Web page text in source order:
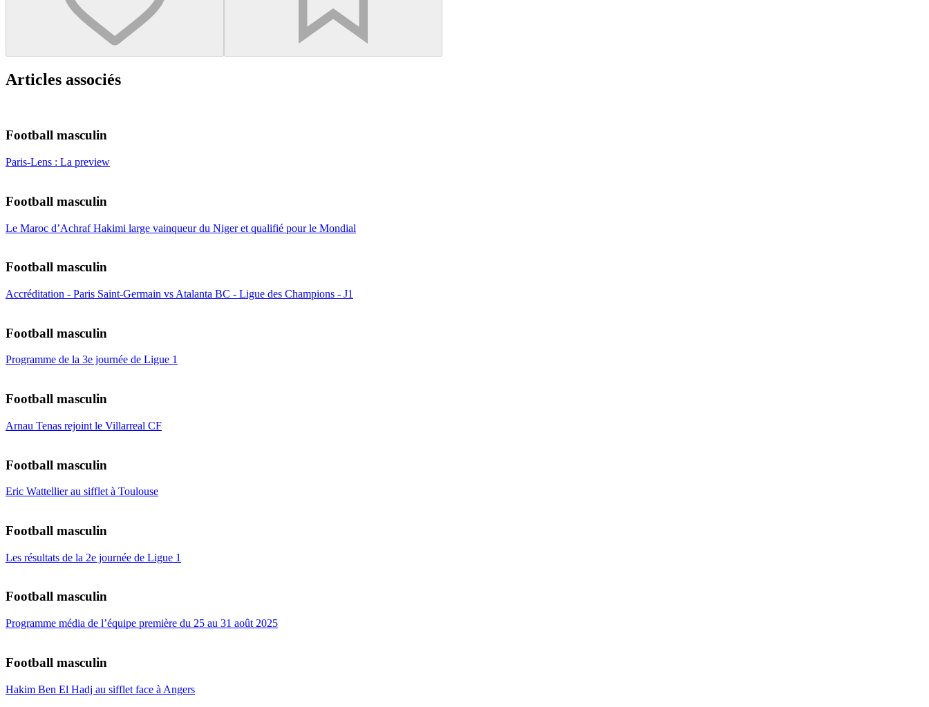
Articles associés
Football masculin
Paris-Lens : La preview
Football masculin
Le Maroc d’Achraf Hakimi large vainqueur du Niger et qualifié pour le Mondial
Football masculin
Accréditation - Paris Saint-Germain vs Atalanta BC - Ligue des Champions - J1
Football masculin
Programme de la 3e journée de Ligue 1
Football masculin
Arnau Tenas rejoint le Villarreal CF
Football masculin
Eric Wattellier au sifflet à Toulouse
Football masculin
Les résultats de la 2e journée de Ligue 1
Football masculin
Programme média de l’équipe première du 25 au 31 août 2025
Football masculin
Hakim Ben El Hadj au sifflet face à Angers